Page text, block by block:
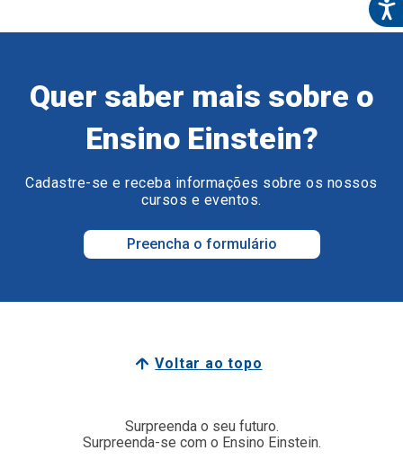
Quer saber mais sobre o
Ensino Einstein?
Cadastre-se e receba informações sobre os nossos
cursos e eventos.
Preencha o formulário
Voltar ao topo
Surpreenda o seu futuro.
Surpreenda-se com o Ensino Einstein.